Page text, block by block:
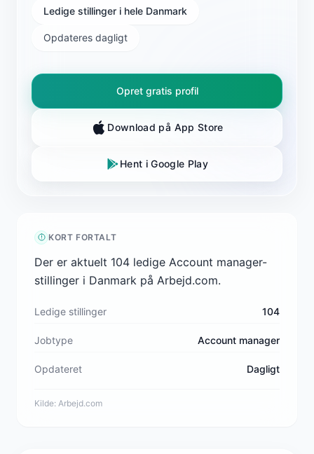
Ledige stillinger i hele Danmark
Opdateres dagligt
Opret gratis profil
Download på App Store
Hent i Google Play
KORT FORTALT
Der er aktuelt 104 ledige Account manager-
stillinger i Danmark på Arbejd.com.
Ledige stillinger 104
Jobtype Account manager
Opdateret Dagligt
Kilde: Arbejd.com